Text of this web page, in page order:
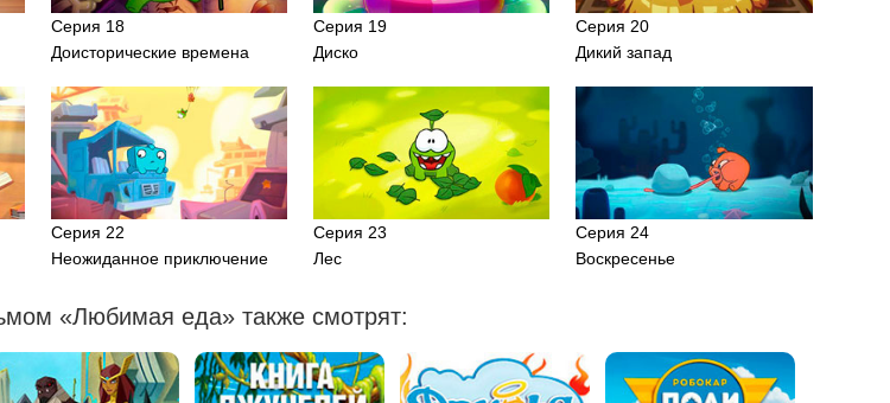
Серия 18
Доисторические времена
Серия 19
Диско
Серия 20
Дикий запад
Серия 22
Неожиданное приключение
Серия 23
Лес
Серия 24
Воскресенье
«Любимая еда» также смотрят: